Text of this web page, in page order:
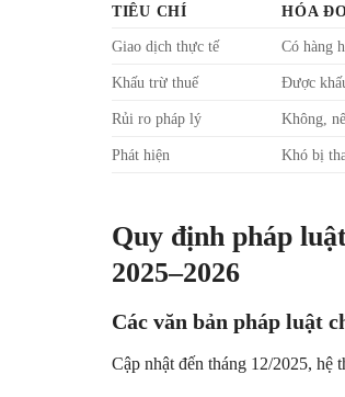
TIÊU CHÍ HÓA
Giao dịch thực tế
Có hàng
Khấu trừ thuế Được
Rủi ro pháp lý Không,
Phát hiện Khó bị
Quy định pháp
2025–2026
Các văn bản pháp luật
Cập nhật đến tháng 12/2025, hệ